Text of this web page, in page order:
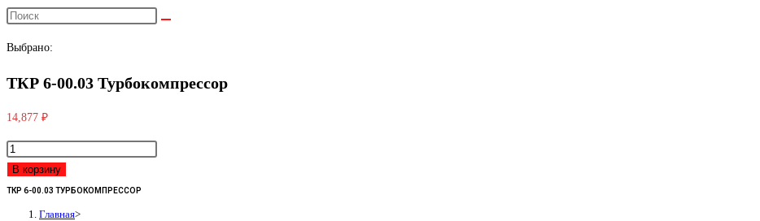
сайту
Выбрано:
ТКР 6-00.03 Турбокомпрессор
14,877 ₽
Количество
товара
ТКР
В корзину
ТКР 6-00.03 ТУРБОКОМПРЕССОР
Главная>